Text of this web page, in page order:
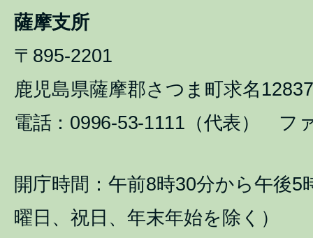
薩摩支所
〒895-2201
鹿児島県薩摩郡さつま町求名
電話：0996-53-1111（代表） フ
開庁時間：午前8時30分から午後5
曜日、祝日、年末年始を除く）